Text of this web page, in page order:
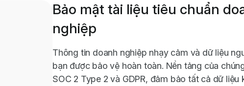
Bảo mật tài liệu tiêu chuẩn
nghiệp
Thông tin doanh nghiệp nhạy cảm và dữ liệu
bạn được bảo vệ hoàn toàn. Nền tảng của
SOC 2 Type 2 và GDPR, đảm bảo tất cả dữ liệu